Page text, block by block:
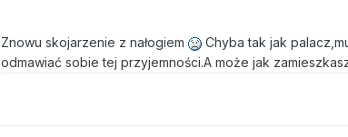
Znowu skojarzenie z nałogiem
Chyba tak jak
odmawiać sobie tej przyjemności.A może jak